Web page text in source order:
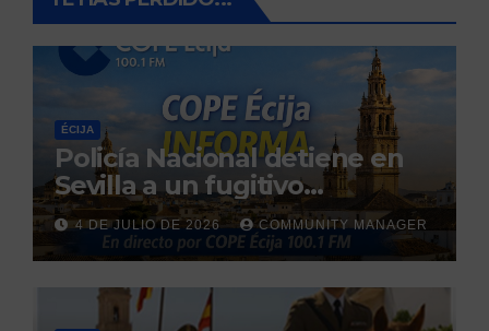
ÉCIJA
Policía Nacional detiene en
Sevilla a un fugitivo
reclamado por narcotráfico
tras no regresar a prisión
durante un permiso
penitenciario
4 DE JULIO DE 2026 COMMUNITY MANAGER